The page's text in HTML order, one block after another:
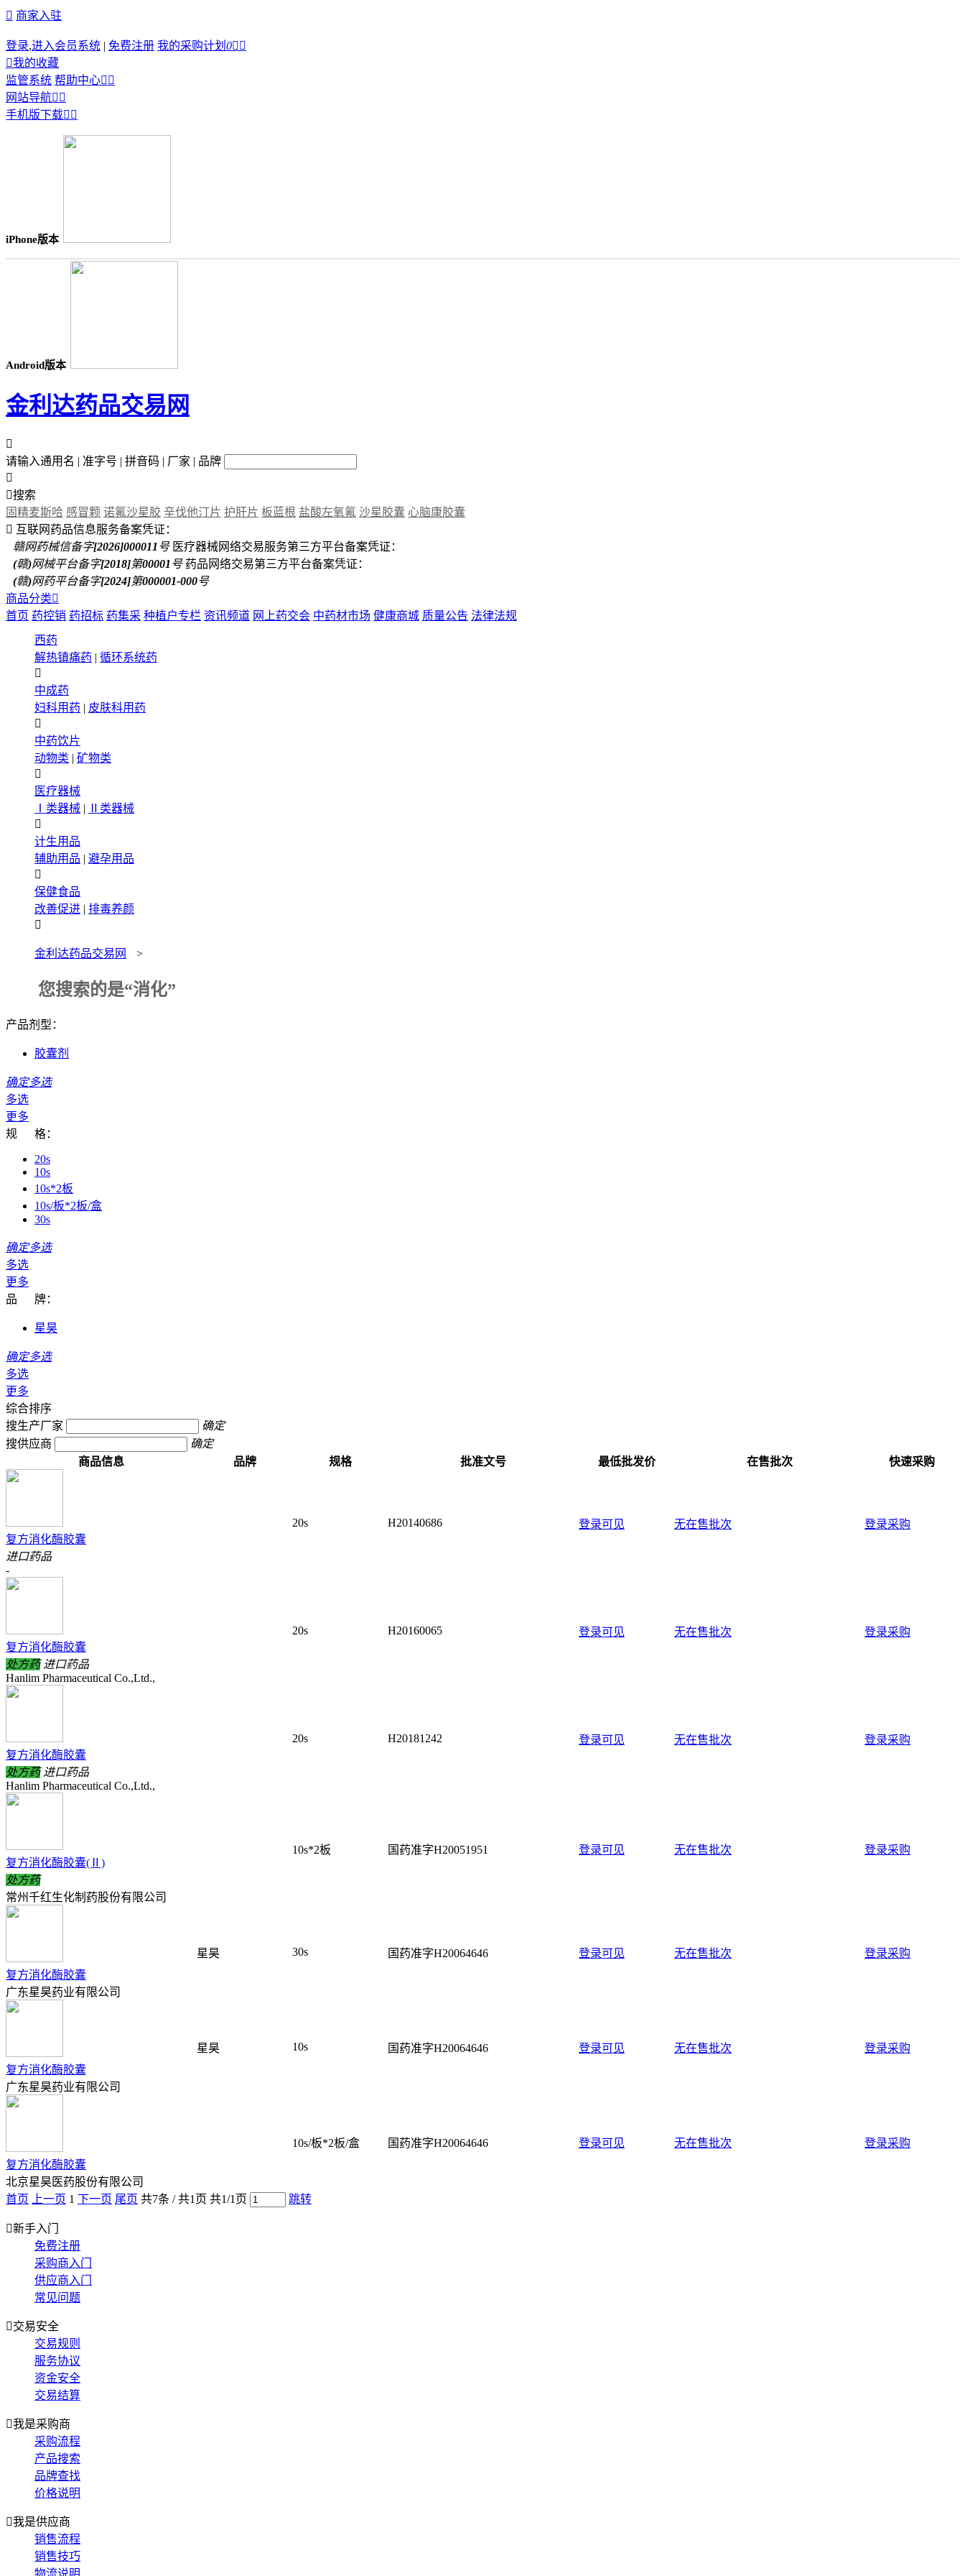
 商家入驻
登录,进入会员系统 | 免费注册 我的采购计划 0 
我的收藏
监管系统 帮助中心 
网站导航 
手机版下载 
iPhone版本
Android版本
金利达药品交易网

请输入通用名 | 准字号 | 拼音码 | 厂家 | 品牌

搜索
固精麦斯哈 感冒颗 诺氟沙星胶 辛伐他汀片 护肝片 板蓝根 盐酸左氧氟 沙星胶囊 心脑康胶囊
 互联网药品信息服务备案凭证：
赣网药械信备字[2026]000011号 医疗器械网络交易服务第三方平台备案凭证：
(赣)网械平台备字[2018]第00001号 药品网络交易第三方平台备案凭证：
(赣)网药平台备字[2024]第000001-000号
商品分类
首页 药控销 药招标 药集采 种植户专栏 资讯频道 网上药交会 中药材市场 健康商城 质量公告 法律法规
西药
解热镇痛药 | 循环系统药

中成药
妇科用药 | 皮肤科用药

中药饮片
动物类 | 矿物类

医疗器械
Ⅰ类器械 |
Ⅱ类器械

计生用品
辅助用品 | 避孕用品

保健食品
改善促进 | 排毒养颜

金利达药品交易网 >
您搜索的是“消化”
产品剂型：
胶囊剂
确定多选
多选
更多
规 格：
20s
10s
10s*2板
10s/板*2板/盒
30s
确定多选
多选
更多
品 牌：
星昊
确定多选
多选
更多
综合排序
搜生产厂家
确定
搜供应商
确定
商品信息
品牌 规格 批准文号 最低批发价 在售批次 快速采购
复方消化酶胶囊
进口药品
-
20s H20140686 登录可见 无在售批次 登录采购
复方消化酶胶囊
处方药 进口药品
Hanlim Pharmaceutical Co.,Ltd.,
20s H20160065 登录可见 无在售批次 登录采购
复方消化酶胶囊
处方药 进口药品
Hanlim Pharmaceutical Co.,Ltd.,
20s H20181242 登录可见 无在售批次 登录采购
复方消化酶胶囊(Ⅱ)
处方药
常州千红生化制药股份有限公司
10s*2板 国药准字H20051951 登录可见 无在售批次 登录采购
复方消化酶胶囊
广东星昊药业有限公司
星昊 30s 国药准字H20064646 登录可见 无在售批次 登录采购
复方消化酶胶囊
广东星昊药业有限公司
星昊 10s 国药准字H20064646 登录可见 无在售批次 登录采购
复方消化酶胶囊
北京星昊医药股份有限公司
10s/板*2板/盒 国药准字H20064646 登录可见 无在售批次 登录采购
首页 上一页 1 下一页 尾页 共7条 / 共1 页 共1/1 页 跳转
新手入门
免费注册
采购商入门
供应商入门
常见问题
交易安全
交易规则
服务协议
资金安全
交易结算
我是采购商
采购流程
产品搜索
品牌查找
价格说明
我是供应商
销售流程
销售技巧
物流说明